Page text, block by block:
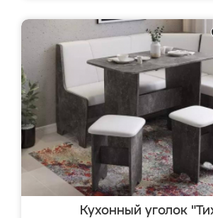
Кухонный уголок